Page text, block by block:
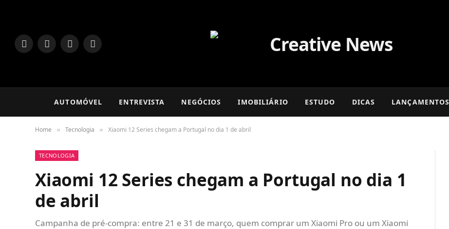
LinkedInFacebookInstagram
TikTok
AUTOMÓVEL ENTREVISTA NEGÓCIOS IMOBILIÁRIO ESTUDO DICAS LANÇAMENTOS
Home » Tecnologia » Xiaomi 12 Series chegam a Portugal no dia 1 de abril
TECNOLOGIA
Xiaomi 12 Series chegam a Portugal no dia 1
de abril
Campanha de pré-compra: entre 21 e 31 de março, quem comprar um Xiaomi Pro ou um Xiaomi